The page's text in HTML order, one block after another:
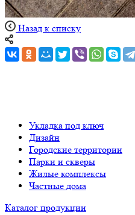
Назад к списку
Укладка под ключ
Дизайн
Городские территории
Парки и скверы
Жилые комплексы
Частные дома
Каталог продукции